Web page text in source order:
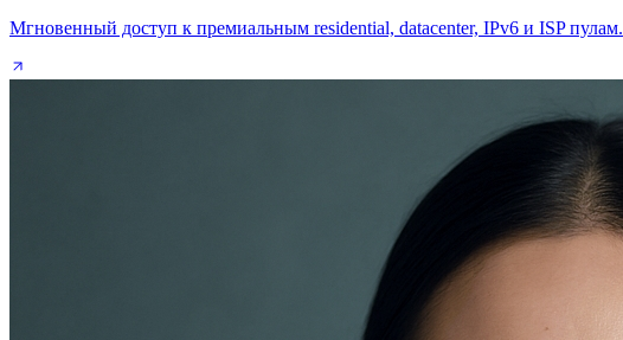
Мгновенный доступ к премиальным residential, datacenter, IPv6 и ISP пулам.